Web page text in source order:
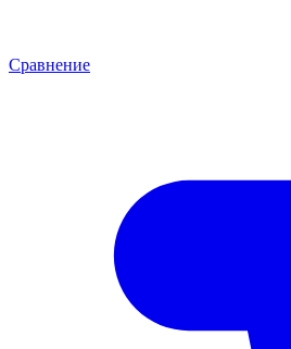
Сравнение